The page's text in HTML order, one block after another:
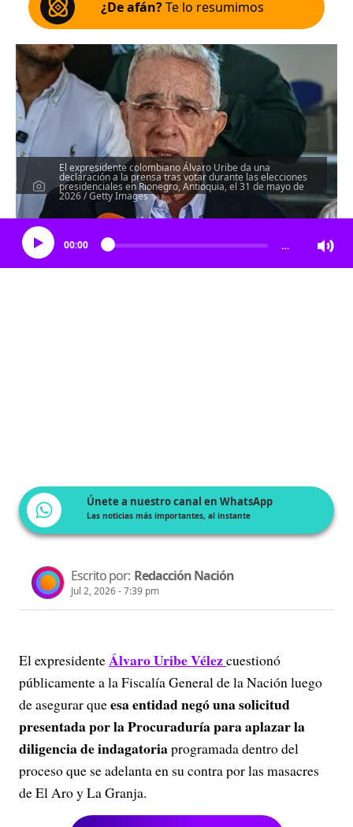
¿De afán?Te lo resumimos
El expresidente colombiano Álvaro Uribe da una
declaración a la prensa tras votar durante las elecciones
presidenciales en Rionegro, Antioquia, el 31 de mayo de
2026 / Getty Images
Escucha el artículo
00:00 …
Únete a nuestro canal en WhatsApp
Las noticias más importantes, al instante
Escrito por: Redacción Nación
Jul 2, 2026 - 7:39 pm
El expresidenteÁlvaro Uribe Vélezcuestionó
públicamente a la Fiscalía General de la Nación luego
de asegurar queesa entidad negó una solicitud
presentada por la Procuraduría para aplazar la
diligencia de indagatoriaprogramada dentro del
proceso que se adelanta en su contra por las masacres
de El Aro y La Granja.